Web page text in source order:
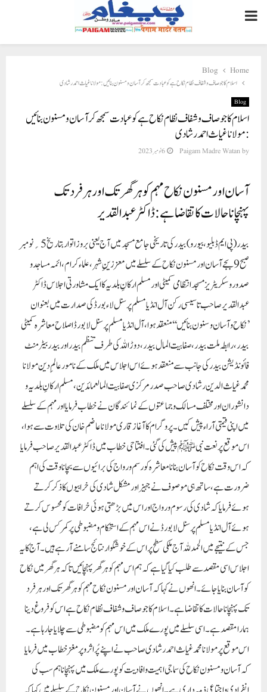
PRIMARY
MENU
Home
Blog
اسلام کا جو صاف وشفاف نظام نکاح ہے کو عبادت سمجھ کر آسان و مسنون بنائیں :مولانا غیاث احمد رشادی
Blog
اسلام کا جو صاف وشفاف نظام نکاح ہے کو عبادت سمجھ کر آسان و مسنون بنائیں
:مولانا غیاث احمد رشادی
by
Paigam Madre Watan 6 نومبر 2023
آسان اور مسنون نکاح مہم کو ہر گھر تک اور ہر فرد تک
پہنچاناحالات کا تقاضا ہے:ڈاکٹرعبدالقدیر
بیدر(پی ایم ڈبلیو ، بیورو)
بیدر کی تاریخی جامع مسجد میں آج یعنی بروز اتوار بتاریخ5؍نومبر
صبح 9بجے آسان اور مسنون نکاح کے سلسلے میں معززینِ شہر ،علماء کرام ،ائمہ مساجد و
صدور و سکریٹریز مسجدانتظامی کمیٹی اور مسلم ارکانِ بلدیہ کا ایک مشاورتی اجلاس ڈاکٹر
عبدالقدیر صاحب تاسیسی رکن آل انڈیا مسلم پرسنل لاء بورڈ کی صدارت میں بعنوان
’نکاح و آسان و سنون بنائیں ‘‘ منعقد ہوا، آل انڈیا مسلم پرسنل لا بورڈ اصلاح معاشرہ کمیٹی
بیدر،رابطہ ملت بیدر ،صفا بیت المال بیدر ،دوڑ اللہ کی طرف تنظم بیدر اور بیدر بیٹر منٹ
فائونڈیشن بیدر کی جانب سے منعقد ہو ئے اس اجلاس میں ملک کے نامور عالمِ دین مولانا
محمد غیاث الدین رشادی صاحب صدر مرکزی صفا بیت المالعمائدین،مسلم ارکانِ بلدیہ و
دانشوران اور مختلف مسالک وجماعتوں کے نمائندگان نے خطاب فرمایا اور مہم کے سلسلے
میں اپنی قیمتی آراء پیش کیں۔پروگرام کا آغاز قاری مولانا عاضم خان کی تلاوت سے ہوا،
اس موقع پر نعت نبیﷺ پیش کی گئی ۔ افتتاحی خطاب میں ڈاکٹر عبدالقدیر صاحب فرمایا
کہ اس وقت نکاح کو آسان بنانا معاشرہ کو رسم ورواج کی برائیوں سے بچانا وقت کی اہم
ضرورت ہے،ساتھ ہی موصوف نے جہیز اور مشکل شادی کی خرابیوں کا ذکر کرتے
ہوئے فرمایا کہ شادی کی رسوم و رواج اور اس میں بڑھتی ہوئی خرافات کو محسوس کرتے
ہوئے آل انڈیا مسلم پرسنل لا بورڈ نے اس مہم کے استحکام ومضبوطی پر کمر کس لی ہے،
جس کے نتیجے میں الحمدللہ آج ملکی سطح پر اس کے خوشگوار نتائج سامنے آرہے ہیں۔آج کا یہ
اجلاس اسی مقصد سے طلب کیا گیا ہے کہ ہم اس مہم کو ہر گھرپہنچائیں تاکہ ہر گھر میں نکاح
کو آسان بنایا جائے ۔انھوں نے کہا کہ آسان اور مسنون نکاح مہم کو ہر گھر تک اور ہر فرد
تک پہنچاناحالات کا تقاضا ہے۔ اسلام کا جو صاف وشفاف نظام نکاح ہے اس کو فروغ دینا
ہمارا مقصد ہے۔اسی سلسلے میں پورے ملک میں اس مہم کو مضبوطی سے چلایاجارہاہے۔
اس موقع پر مولانا محمد غیاث احمد رشادی صاحب نے اپنے پُر اثر و پرمغز خطاب میں فرمایا
کہ آسان و مسنون نکاح کی سماجی اہمیت وافادیت کو پورے ملک میں پہنچانا ہم سب کی